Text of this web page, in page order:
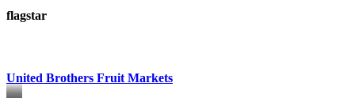
flagstar
United Brothers Fruit Markets